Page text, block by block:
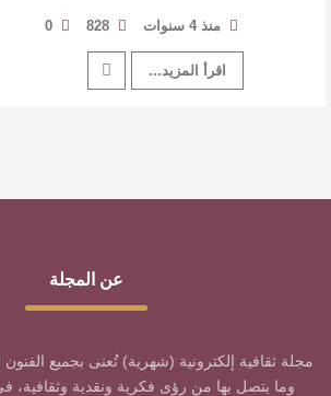
منذ 4 سنوات 828
0
اقرأ المزيد...
عن المجلة
مجلة ثقافية إلكترونية (شهرية) تُعنى بجميع الفنون
وما يتصل بها من رؤى فكرية ونقدية وثقافية،